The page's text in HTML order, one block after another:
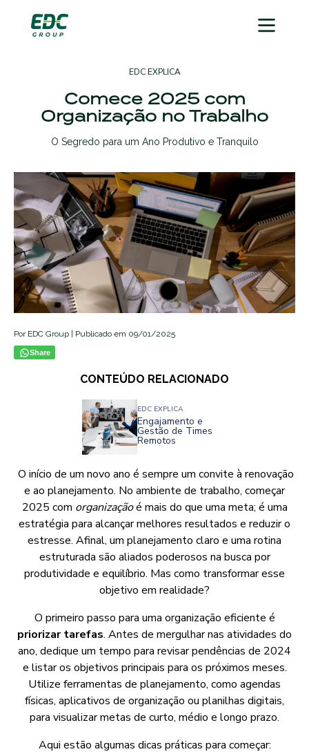
EDC EXPLICA
Comece 2025 com
Organização no Trabalho
O Segredo para um Ano Produtivo e Tranquilo
Por EDC Group | Publicado em 09/01/2025
Share
O início de um novo ano é sempre um convite à renovação
e ao planejamento. No ambiente de trabalho, começar
2025 com organizaçãoé mais do que uma meta; é uma
estratégia para alcançar melhores resultados e reduzir o
estresse. Afinal, um planejamento claro e uma rotina
estruturada são aliados poderosos na busca por
produtividade e equilíbrio. Mas como transformar esse
objetivo em realidade?
O primeiro passo para uma organização eficiente é
priorizar tarefas. Antes de mergulhar nas atividades do
ano, dedique um tempo para revisar pendências de 2024
e listar os objetivos principais para os próximos meses.
Utilize ferramentas de planejamento, como agendas
físicas, aplicativos de organização ou planilhas digitais,
para visualizar metas de curto, médio e longo prazo.
Aqui estão algumas dicas práticas para começar:
CONTEÚDO RELACIONADO
EDC EXPLICA
Engajamento e
Gestão de Times
Remotos